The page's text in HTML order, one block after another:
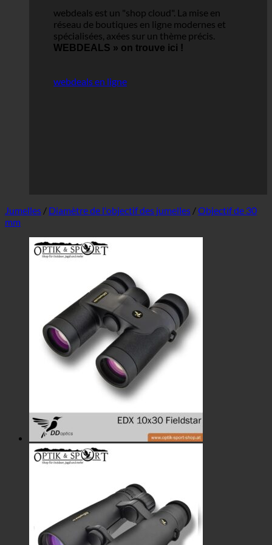
webdeals est un "shop cloud". La mise en
réseau de boutiques en ligne modernes et
spécialisées, axées sur un thème précis.
WEBDEALS » on trouve ici !
webdeals en ligne
Jumelles / Diamètre de l'objectif des jumelles /Objectif de 30
mm